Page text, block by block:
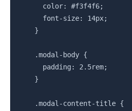
      color: #f3f4f6;
      font-size: 14px;
    }
    .modal-body {
      padding: 2.5rem;
    }
    .modal-content-title {